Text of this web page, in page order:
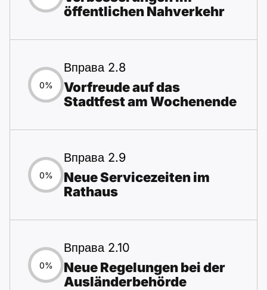
öffentlichen Nahverkehr
0%
Вправа 2.8
Vorfreude auf das
Stadtfest am Wochenende
0%
Вправа 2.9
Neue Servicezeiten im
Rathaus
0%
Вправа 2.10
Neue Regelungen bei der
Ausländerbehörde